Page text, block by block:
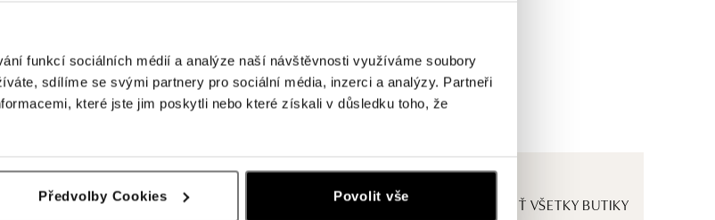
funkcí sociálních médií a analýze naší návštěvnosti využíváme soubory
sdílíme se svými partnery pro sociální média, inzerci a analýzy. Partneři
které jste jim poskytli nebo které získali v důsledku toho, že
Předvolby Cookies Povolit vše ZOBRAZIŤ VŠETKY BUTIKY